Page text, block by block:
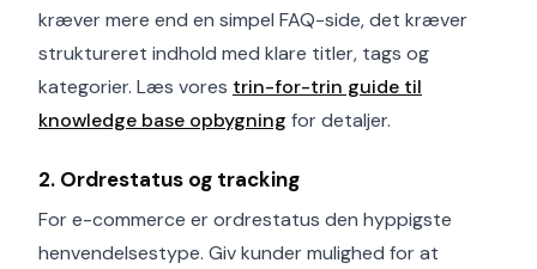
kræver mere end en simpel FAQ-side, det kræver
struktureret indhold med klare titler, tags og
kategorier. Læs vores trin-for-trin guide til
knowledge base opbygning for detaljer.
2. Ordrestatus og tracking
For e-commerce er ordrestatus den hyppigste
henvendelsestype. Giv kunder mulighed for at